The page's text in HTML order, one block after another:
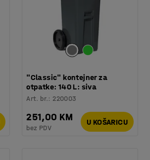
"Classic" kontejner za
otpatke: 140 L: siva
Art. br.: 220003
251,00 KM
bez PDV
U KOŠARICU